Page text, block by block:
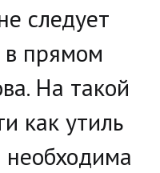
следует
в прямом
На такой
как утиль